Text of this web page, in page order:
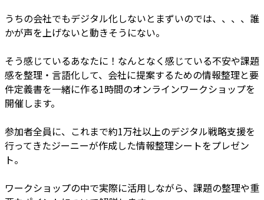
うちの会社でもデジタル化しないとまずいのでは、、、、誰
かが声を上げないと動きそうにない。
そう感じているあなたに！なんとなく感じている不安や課題
感を整理・言語化して、会社に提案するための情報整理と要
件定義書を一緒に作る1時間のオンラインワークショップを
開催します。
参加者全員に、これまで約1万社以上のデジタル戦略支援を
行ってきたジーニーが作成した情報整理シートをプレゼン
ト。
ワークショップの中で実際に活用しながら、課題の整理や重